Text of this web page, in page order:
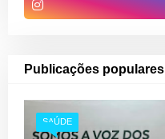
Publicações populares
SAÚDE